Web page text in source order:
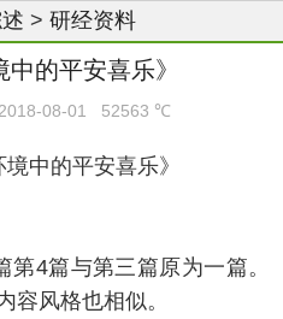
> 研经资料
中的平安喜乐》
2018-08-01 52563 ℃
中的平安喜乐》
4篇与第三篇原为一篇。
容风格也相似。